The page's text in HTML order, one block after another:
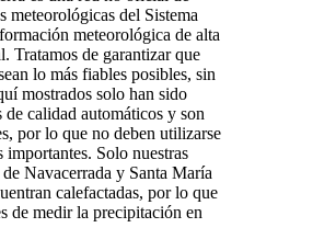
meteorológicas del Sistema
meteorológica de alta
Tratamos de garantizar que
lo más fiables posibles, sin
mostrados solo han sido
de calidad automáticos y son
por lo que no deben utilizarse
importantes. Solo nuestras
Navacerrada y Santa María
calefactadas, por lo que
de medir la precipitación en